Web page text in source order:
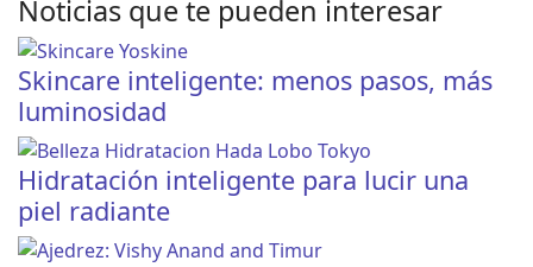
Noticias que te pueden interesar
Skincare inteligente: menos pasos, más
luminosidad
Hidratación inteligente para lucir una
piel radiante